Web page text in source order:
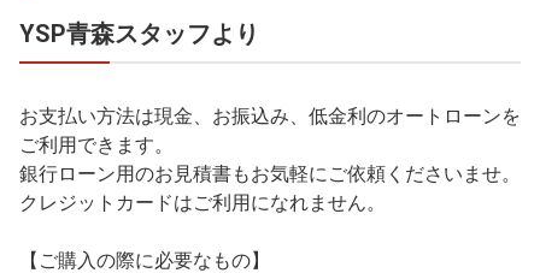
YSP青森スタッフより
お支払い方法は現金、お振込み、低金利のオートローンを
ご利用できます。
銀行ローン用のお見積書もお気軽にご依頼くださいませ。
クレジットカードはご利用になれません。
【ご購入の際に必要なもの】